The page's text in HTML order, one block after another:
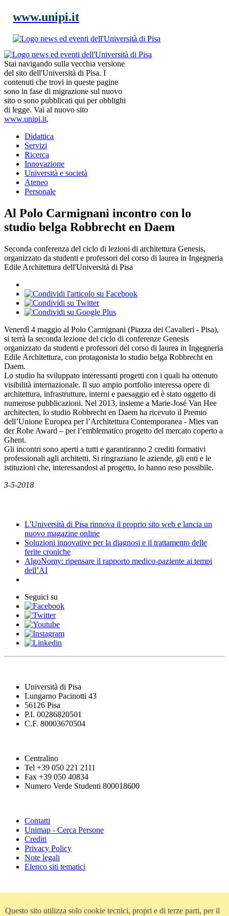
www.unipi.it
Stai navigando sulla vecchia versione
del sito dell'Università di Pisa. I
contenuti che trovi in queste pagine
sono in fase di migrazione sul nuovo
sito o sono pubblicati qui per obblighi
di legge. Vai al nuovo sito
www.unipi.it.
Didattica
Servizi
Ricerca
Innovazione
Università e società
Ateneo
Personale
Al Polo Carmignani incontro con lo
studio belga Robbrecht en Daem
Seconda conferenza del ciclo di lezioni di architettura Genesis,
organizzato da studenti e professori del corso di laurea in Ingegneria
Edile Architettura dell'Università di Pisa
Venerdì 4 maggio al Polo Carmignani (Piazza dei Cavalieri - Pisa),
si terrà la seconda lezione del ciclo di conferenze Genesis
organizzato da studenti e professori del corso di laurea in Ingegneria
Edile Architettura, con protagonista lo studio belga Robbrecht en
Daem.
Lo studio ha sviluppato interessanti progetti con i quali ha ottenuto
visibilità internazionale. Il suo ampio portfolio interessa opere di
architettura, infrastrutture, interni e paesaggio ed è stato oggetto di
numerose pubblicazioni. Nel 2013, insieme a Marie-José Van Hee
architecten, lo studio Robbrecht en Daem ha ricevuto il Premio
dell’Unione Europea per l’Architettura Contemporanea - Mies van
der Rohe Award – per l’emblematico progetto del mercato coperto a
Ghent.
Gli incontri sono aperti a tutti e garantiranno 2 crediti formativi
professionali agli architetti. Si ringraziano le aziende, gli enti e le
istituzioni che, interessandosi al progetto, lo hanno reso possibile.
3-5-2018
L'Università di Pisa rinnova il proprio sito web e lancia un
nuovo magazine online
Soluzioni innovative per la diagnosi e il trattamento delle
ferite croniche
AlgoNomy: ripensare il rapporto medico-paziente ai tempi
dell’AI
Seguici su
Università di Pisa
Lungarno Pacinotti 43
56126 Pisa
P.I. 00286820501
C.F. 80003670504
Centralino
Tel +39 050 221 2111
Fax +39 050 40834
Numero Verde Studenti 800018600
Contatti
Unimap - Cerca Persone
Crediti
Privacy Policy
Note legali
Elenco siti tematici
Accessibilità
Questo sito utilizza solo cookie tecnici, propri e di terze parti, per il